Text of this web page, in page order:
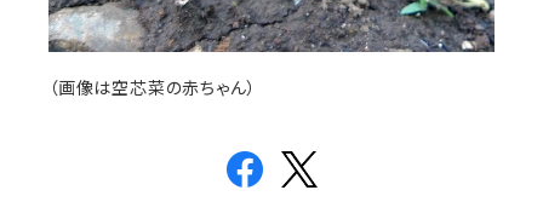
（画像は空芯菜の赤ちゃん）